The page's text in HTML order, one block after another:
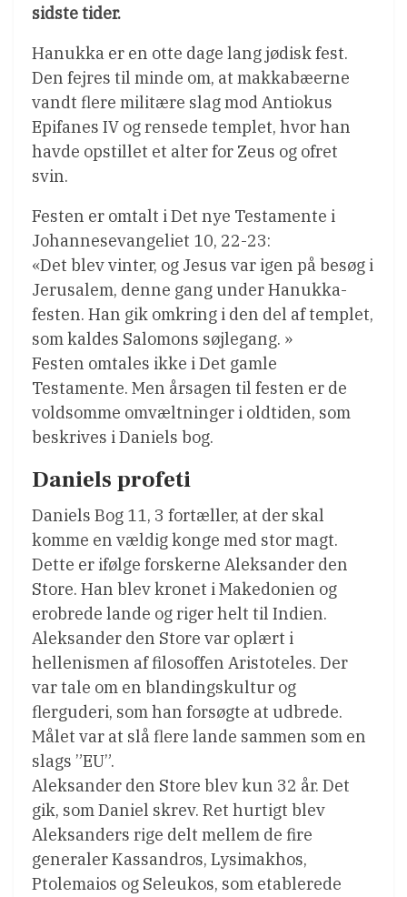
sidste tider.
Hanukka er en otte dage lang jødisk fest.
Den fejres til minde om, at makkabæerne
vandt flere militære slag mod Antiokus
Epifanes IV og rensede templet, hvor han
havde opstillet et alter for Zeus og ofret
svin.
Festen er omtalt i Det nye Testamente i
Johannesevangeliet 10, 22-23:
«Det blev vinter, og Jesus var igen på besøg i
Jerusalem, denne gang under Hanukka-
festen. Han gik omkring i den del af templet,
som kaldes Salomons søjlegang. »
Festen omtales ikke i Det gamle
Testamente. Men årsagen til festen er de
voldsomme omvæltninger i oldtiden, som
beskrives i Daniels bog.
Daniels profeti
Daniels Bog 11, 3 fortæller, at der skal
komme en vældig konge med stor magt.
Dette er ifølge forskerne Aleksander den
Store. Han blev kronet i Makedonien og
erobrede lande og riger helt til Indien.
Aleksander den Store var oplært i
hellenismen af filosoffen Aristoteles. Der
var tale om en blandingskultur og
flerguderi, som han forsøgte at udbrede.
Målet var at slå flere lande sammen som en
slags ”EU”.
Aleksander den Store blev kun 32 år. Det
gik, som Daniel skrev. Ret hurtigt blev
Aleksanders rige delt mellem de fire
generaler Kassandros, Lysimakhos,
Ptolemaios og Seleukos, som etablerede